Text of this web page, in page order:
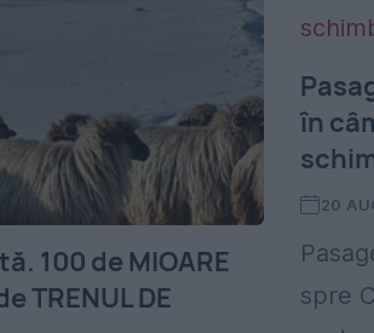
100 de MIOARE
TRENUL DE
în
20
spre